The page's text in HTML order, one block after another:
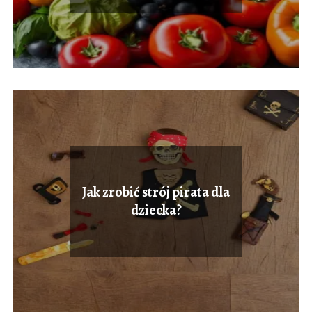
Jak zrobić strój pirata dla
dziecka?